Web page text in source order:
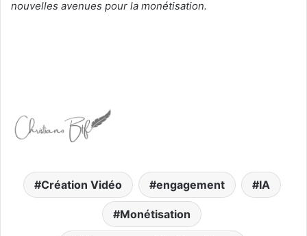
nouvelles avenues pour la monétisation.
Création Vidéo engagement IA
Monétisation